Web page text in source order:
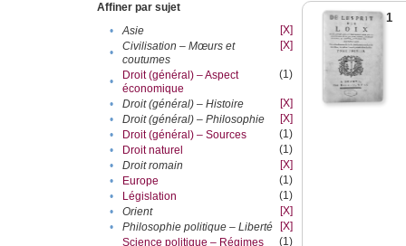
Affiner par sujet
•
Asie
[X]
•
Civilisation – Mœurs et
coutumes
[X]
•
Droit (général) – Aspect
économique
(1)
• Droit (général) – Histoire
[X]
•
Droit (général) – Philosophie
[X]
•
Droit (général) – Sources
(1)
•
Droit naturel
(1)
•
Droit romain
[X]
•
Europe
(1)
•
Législation
(1)
•
Orient
[X]
•
Philosophie politique – Liberté
[X]
Science politique – Régimes
(1)
1